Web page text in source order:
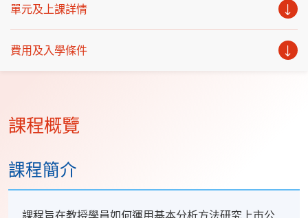
單元及上課詳情
費用及入學條件
課程概覽
課程簡介
課程旨在教授學員如何運用基本分析方法研究上市公